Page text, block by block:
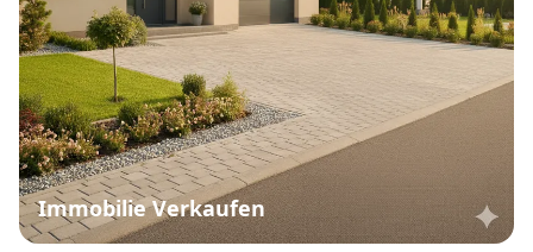
Immobilie Verkaufen